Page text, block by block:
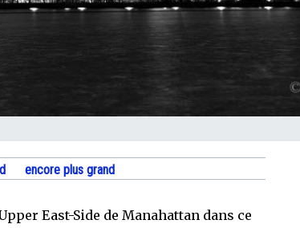
encore plus grand
East-Side de Manahattan dans ce